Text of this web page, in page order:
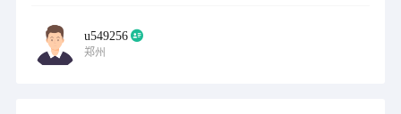
u549256
郑州